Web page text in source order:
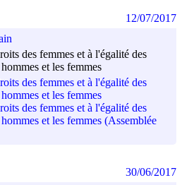
des femmes et à l'égalité des
et les femmes
des femmes et à l'égalité des
et les femmes
des femmes et à l'égalité des
et les femmes (Assemblée
12/07/2017
30/06/2017